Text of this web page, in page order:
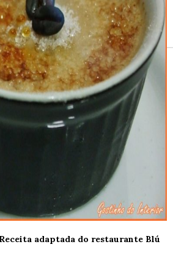
e vinhos
adaptada do restaurante Blú